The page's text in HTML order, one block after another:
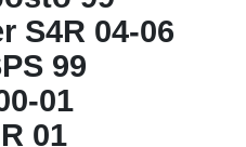
S4R 04-06
99
01
01